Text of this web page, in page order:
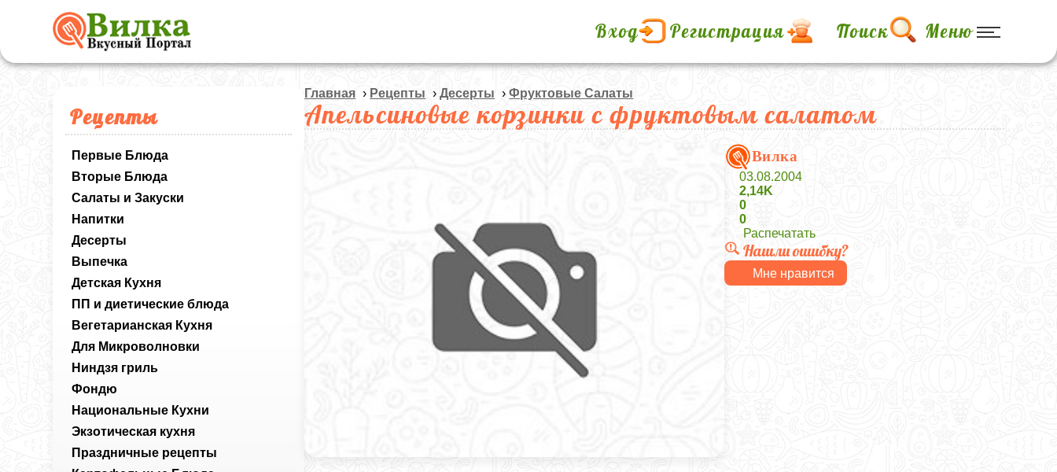
Вход Регистрация Поиск Меню
Рецепты
Первые Блюда
Вторые Блюда
Салаты и Закуски
Напитки
Десерты
Выпечка
Детская Кухня
ПП и диетические блюда
Вегетарианская Кухня
Для Микроволновки
Ниндзя гриль
Фондю
Национальные Кухни
Экзотическая кухня
Праздничные рецепты
Главная › Рецепты ›Десерты ›Фруктовые Салаты
Апельсиновые корзинки с фруктовым салатом
Вилка
03.08.2004
2,14K
0
0
Распечатать
Нашли ошибку?
Мне нравится